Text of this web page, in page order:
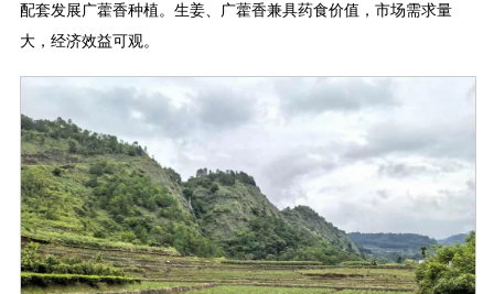
配套发展广藿香种植。生姜、广藿香兼具药食价值，市场需求量
大，经济效益可观。